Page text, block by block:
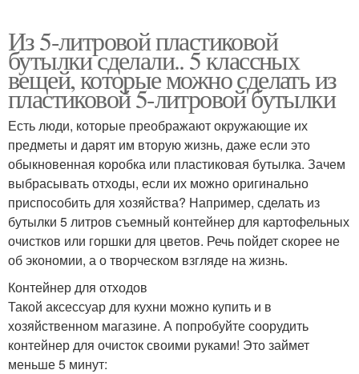
Из 5-литровой пластиковой
бутылки сделали.. 5 классных
вещей, которые можно сделать из
пластиковой 5-литровой бутылки
Есть люди, которые преображают окружающие их
предметы и дарят им вторую жизнь, даже если это
обыкновенная коробка или пластиковая бутылка. Зачем
выбрасывать отходы, если их можно оригинально
приспособить для хозяйства? Например, сделать из
бутылки 5 литров съемный контейнер для картофельных
очистков или горшки для цветов. Речь пойдет скорее не
об экономии, а о творческом взгляде на жизнь.
Контейнер для отходов
Такой аксессуар для кухни можно купить и в
хозяйственном магазине. А попробуйте соорудить
контейнер для очисток своими руками! Это займет
меньше 5 минут: